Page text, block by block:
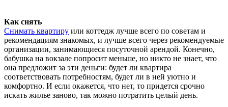
Как снять
Снимать квартиру или коттедж лучше всего по советам и
рекомендациям знакомых, и лучше всего через рекомендуемые
организации, занимающиеся посуточной арендой. Конечно,
бабушка на вокзале попросит меньше, но никто не знает, что
она предложит за эти деньги: будет ли квартира
соответствовать потребностям, будет ли в ней уютно и
комфортно. И если окажется, что нет, то придется срочно
искать жилье заново, так можно потратить целый день.